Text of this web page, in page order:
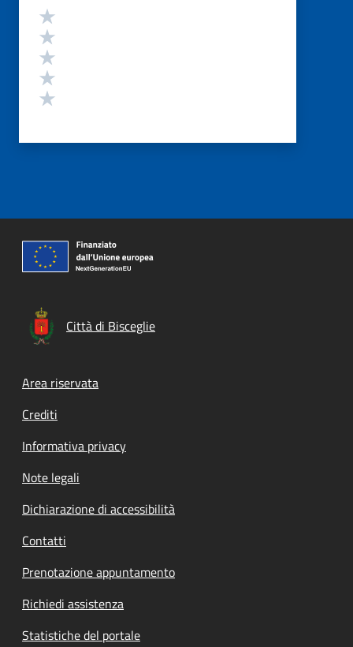
Valutazione
Città di Bisceglie
Footer menu
Area riservata
Crediti
Informativa privacy
Note legali
Dichiarazione di accessibilità
Contatti
Prenotazione appuntamento
Richiedi assistenza
Statistiche del portale